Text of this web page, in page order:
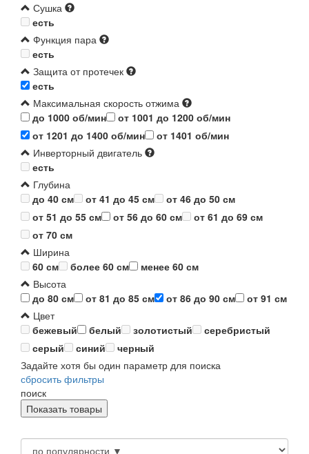
Сушка
есть
Функция пара
есть
Защита от протечек
есть
Максимальная скорость отжима
до 1000 об/мин
от 1001 до 1200 об/мин
от 1201 до 1400 об/мин
от 1401 об/мин
Инверторный двигатель
есть
Глубина
до 40 см
от 41 до 45 см
от 46 до 50 см
от 51 до 55 см
от 56 до 60 см
от 61 до 69 см
от 70 см
Ширина
60 см
более 60 см
менее 60 см
Высота
до 80 см
от 81 до 85 см от 86 до 90 см
от 91 см
Цвет
бежевый
белый золотистый
серебристый
серый
синий
черный
Задайте хотя бы один параметр для поиска
сбросить фильтры
поиск